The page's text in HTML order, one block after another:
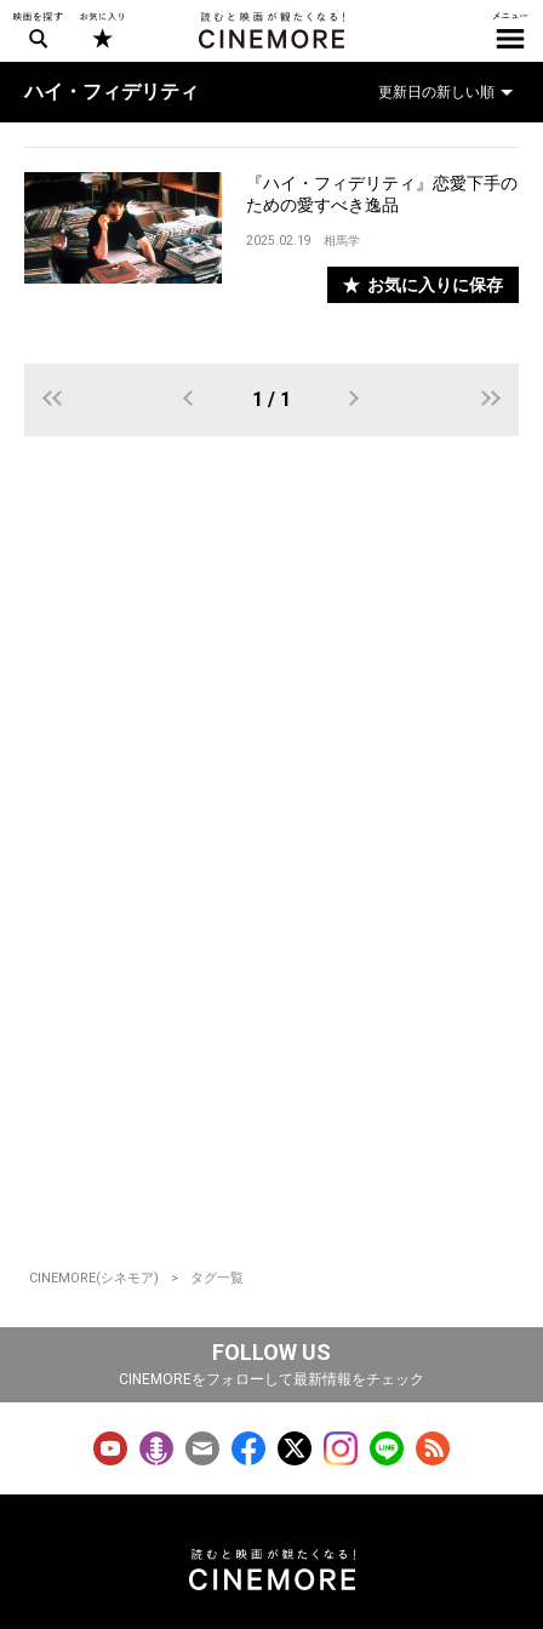
ハイ・フィデリティ
『ハイ・フィデリティ』恋愛下手の
ための愛すべき逸品
2025.02.19 相馬学
お気に入りに保存
1 / 1
CINEMORE(シネモア) タグ一覧
FOLLOW US
CINEMOREをフォローして最新情報をチェック